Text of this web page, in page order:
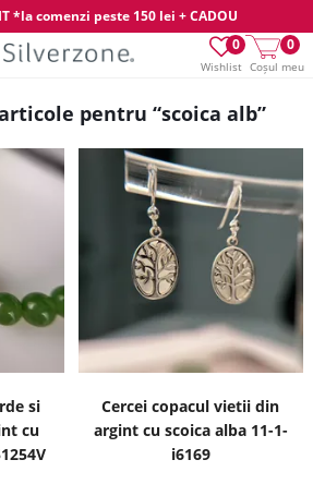
*la comenzi peste 150 lei + CADOU
Wishlist
0
Coșul meu
0
pentru “scoica alb”
si
cu
Cercei copacul vietii din
argint cu scoica alba 11-1-
i6169